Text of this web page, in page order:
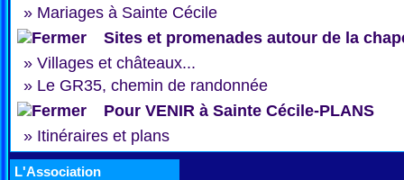
» Mariages à Sainte Cécile
Sites et promenades autour de la
» Villages et châteaux...
» Le GR35, chemin de randonnée
Pour VENIR à Sainte Cécile-PLANS
» Itinéraires et plans
L'Association